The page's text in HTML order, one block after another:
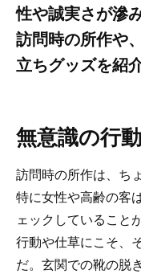
性や誠実さが滲
訪問時の所作や
立ちグッズを紹
無意識の行
訪問時の所作は、ち
特に女性や高齢の客
ェックしていること
行動や仕草にこそ、
だ。玄関での靴の脱